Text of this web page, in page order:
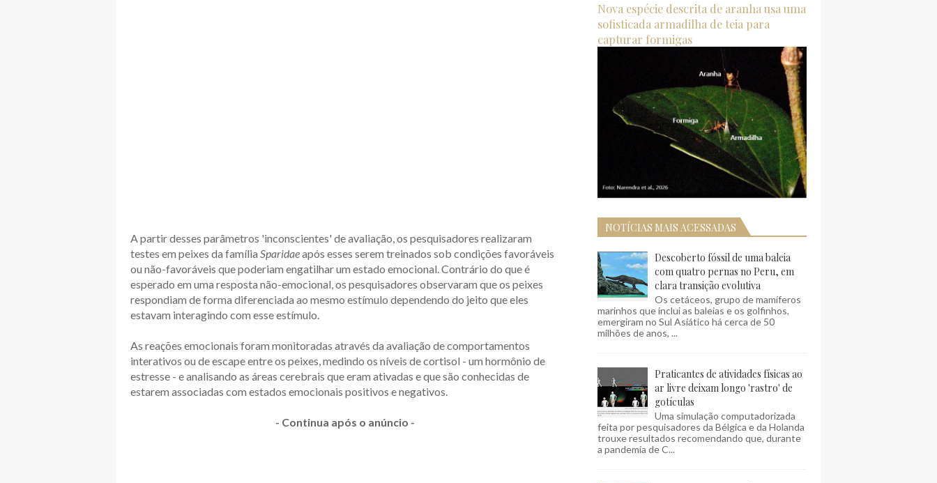
A partir desses parâmetros 'inconscientes' de avaliação, os pesquisadores realizaram
testes em peixes da família Sparidaeapós esses serem treinados sob condições favoráveis
ou não-favoráveis que poderiam engatilhar um estado emocional. Contrário do que é
esperado em uma resposta não-emocional, os pesquisadores observaram que os peixes
respondiam de forma diferenciada ao mesmo estímulo dependendo do jeito que eles
estavam interagindo com esse estímulo.
As reações emocionais foram monitoradas através da avaliação de comportamentos
interativos ou de escape entre os peixes, medindo os níveis de cortisol - um hormônio de
estresse - e analisando as áreas cerebrais que eram ativadas e que são conhecidas de
estarem associadas com estados emocionais positivos e negativos.
- Continua após o anúncio -
Nova espécie descrita de aranha usa uma
sofisticada armadilha de teia para
capturar formigas
NOTÍCIAS MAIS ACESSADAS
Descoberto fóssil de uma baleia
com quatro pernas no Peru, em
clara transição evolutiva
Os cetáceos, grupo de mamíferos
marinhos que inclui as baleias e os golfinhos,
emergiram no Sul Asiático há cerca de 50
milhões de anos, ...
Praticantes de atividades físicas ao
ar livre deixam longo 'rastro' de
gotículas
Uma simulação computadorizada
feita por pesquisadores da Bélgica e da Holanda
trouxe resultados recomendando que, durante
a pandemia de C...